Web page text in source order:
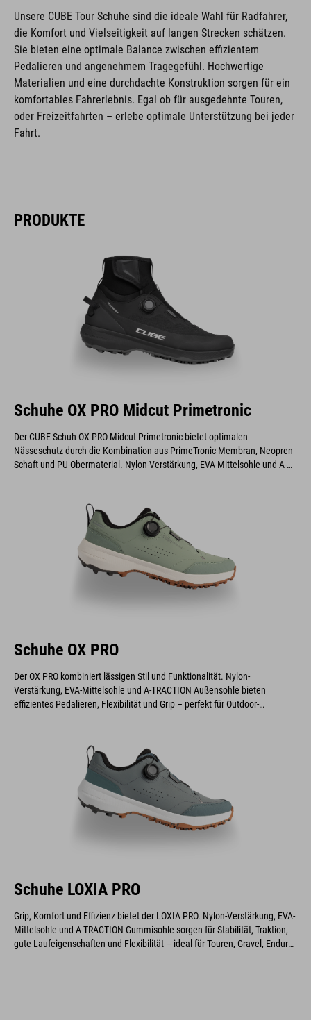
Unsere CUBE Tour Schuhe sind die ideale Wahl für Radfahrer,
die Komfort und Vielseitigkeit auf langen Strecken schätzen.
Sie bieten eine optimale Balance zwischen effizientem
Pedalieren und angenehmem Tragegefühl. Hochwertige
Materialien und eine durchdachte Konstruktion sorgen für ein
komfortables Fahrerlebnis. Egal ob für ausgedehnte Touren,
oder Freizeitfahrten – erlebe optimale Unterstützung bei jeder
Fahrt.
PRODUKTE
Schuhe OX PRO Midcut Primetronic
Der CUBE Schuh OX PRO Midcut Primetronic bietet optimalen
Nässeschutz durch die Kombination aus PrimeTronic Membran, Neopren
Schaft und PU-Obermaterial. Nylon-Verstärkung, EVA-Mittelsohle und A-
Schuhe OX PRO
Der OX PRO kombiniert lässigen Stil und Funktionalität. Nylon-
Verstärkung, EVA-Mittelsohle und A-TRACTION Außensohle bieten
effizientes Pedalieren, Flexibilität und Grip – perfekt für Outdoor-
Schuhe LOXIA PRO
Grip, Komfort und Effizienz bietet der LOXIA PRO. Nylon-Verstärkung, EVA-
Mittelsohle und A-TRACTION Gummisohle sorgen für Stabilität, Traktion,
gute Laufeigenschaften und Flexibilität – ideal für Touren, Gravel, Enduro